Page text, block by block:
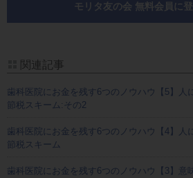
モリタ友の会 無料会員に
関連記事
歯科医院にお金を残す6つのノウハウ【5】人
節税スキーム:その2
歯科医院にお金を残す6つのノウハウ【4】人
節税スキーム
歯科医院にお金を残す6つのノウハウ【3】意